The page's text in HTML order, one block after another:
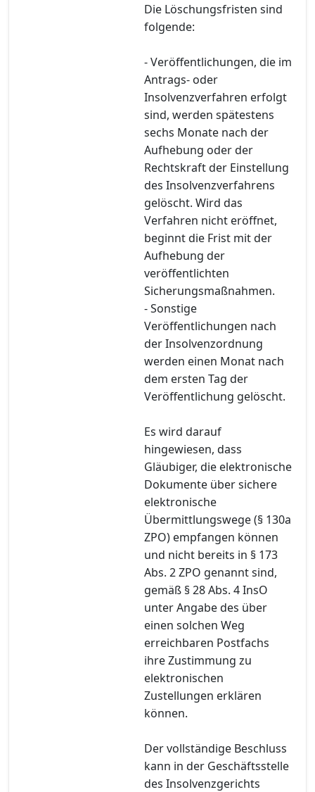
Die Löschungsfristen sind
folgende:
- Veröffentlichungen, die im
Antrags- oder
Insolvenzverfahren erfolgt
sind, werden spätestens
sechs Monate nach der
Aufhebung oder der
Rechtskraft der Einstellung
des Insolvenzverfahrens
gelöscht. Wird das
Verfahren nicht eröffnet,
beginnt die Frist mit der
Aufhebung der
veröffentlichten
Sicherungsmaßnahmen.
- Sonstige
Veröffentlichungen nach
der Insolvenzordnung
werden einen Monat nach
dem ersten Tag der
Veröffentlichung gelöscht.
Es wird darauf
hingewiesen, dass
Gläubiger, die elektronische
Dokumente über sichere
elektronische
Übermittlungswege (§ 130a
ZPO) empfangen können
und nicht bereits in § 173
Abs. 2 ZPO genannt sind,
gemäß § 28 Abs. 4 InsO
unter Angabe des über
einen solchen Weg
erreichbaren Postfachs
ihre Zustimmung zu
elektronischen
Zustellungen erklären
können.
Der vollständige Beschluss
kann in der Geschäftsstelle
des Insolvenzgerichts